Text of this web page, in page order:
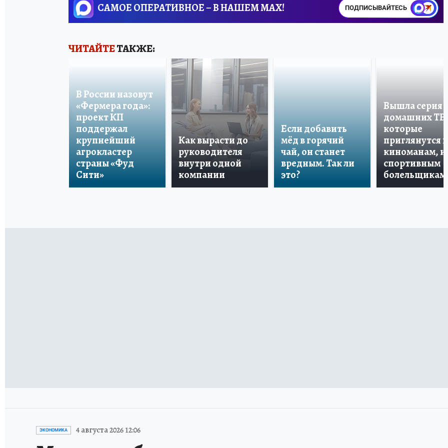
САМОЕ ОПЕРАТИВНОЕ – В НАШЕМ MAX! ПОДПИСЫВАЙТЕСЬ
ЧИТАЙТЕТАКЖЕ:
В России назовут
«Фермера года»:
проект КП
поддержал
крупнейший
агрокластер
страны «Фуд
Сити»
Как вырасти до
руководителя
внутри одной
компании
Если добавить
мёд в горячий
чай, он станет
вредным. Так ли
это?
Вышла серия
домашних ТВ,
которые
приглянутся и
киноманам, и
спортивным
болельщикам
ЭКОНОМИКА 4 августа 2026 12:06